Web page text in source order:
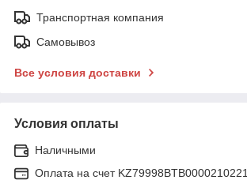
Транспортная компания
Самовывоз
Все условия доставки
Условия оплаты
Наличными
Оплата на счет KZ79998BTB0000210221